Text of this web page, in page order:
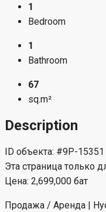
1
Bedroom
1
Bathroom
67
sq.m²
Description
ID объекта: #9P-15351
Эта страница только
Цена: 2,699,000 бат
Продажа / Аренда |